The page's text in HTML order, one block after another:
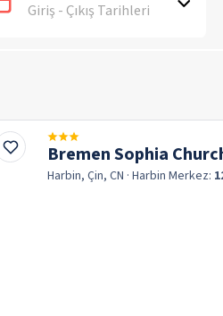
Giriş - Çıkış Tarihleri
Bremen Sophia
Harbin, Çin, CN · Harbin Merkez: